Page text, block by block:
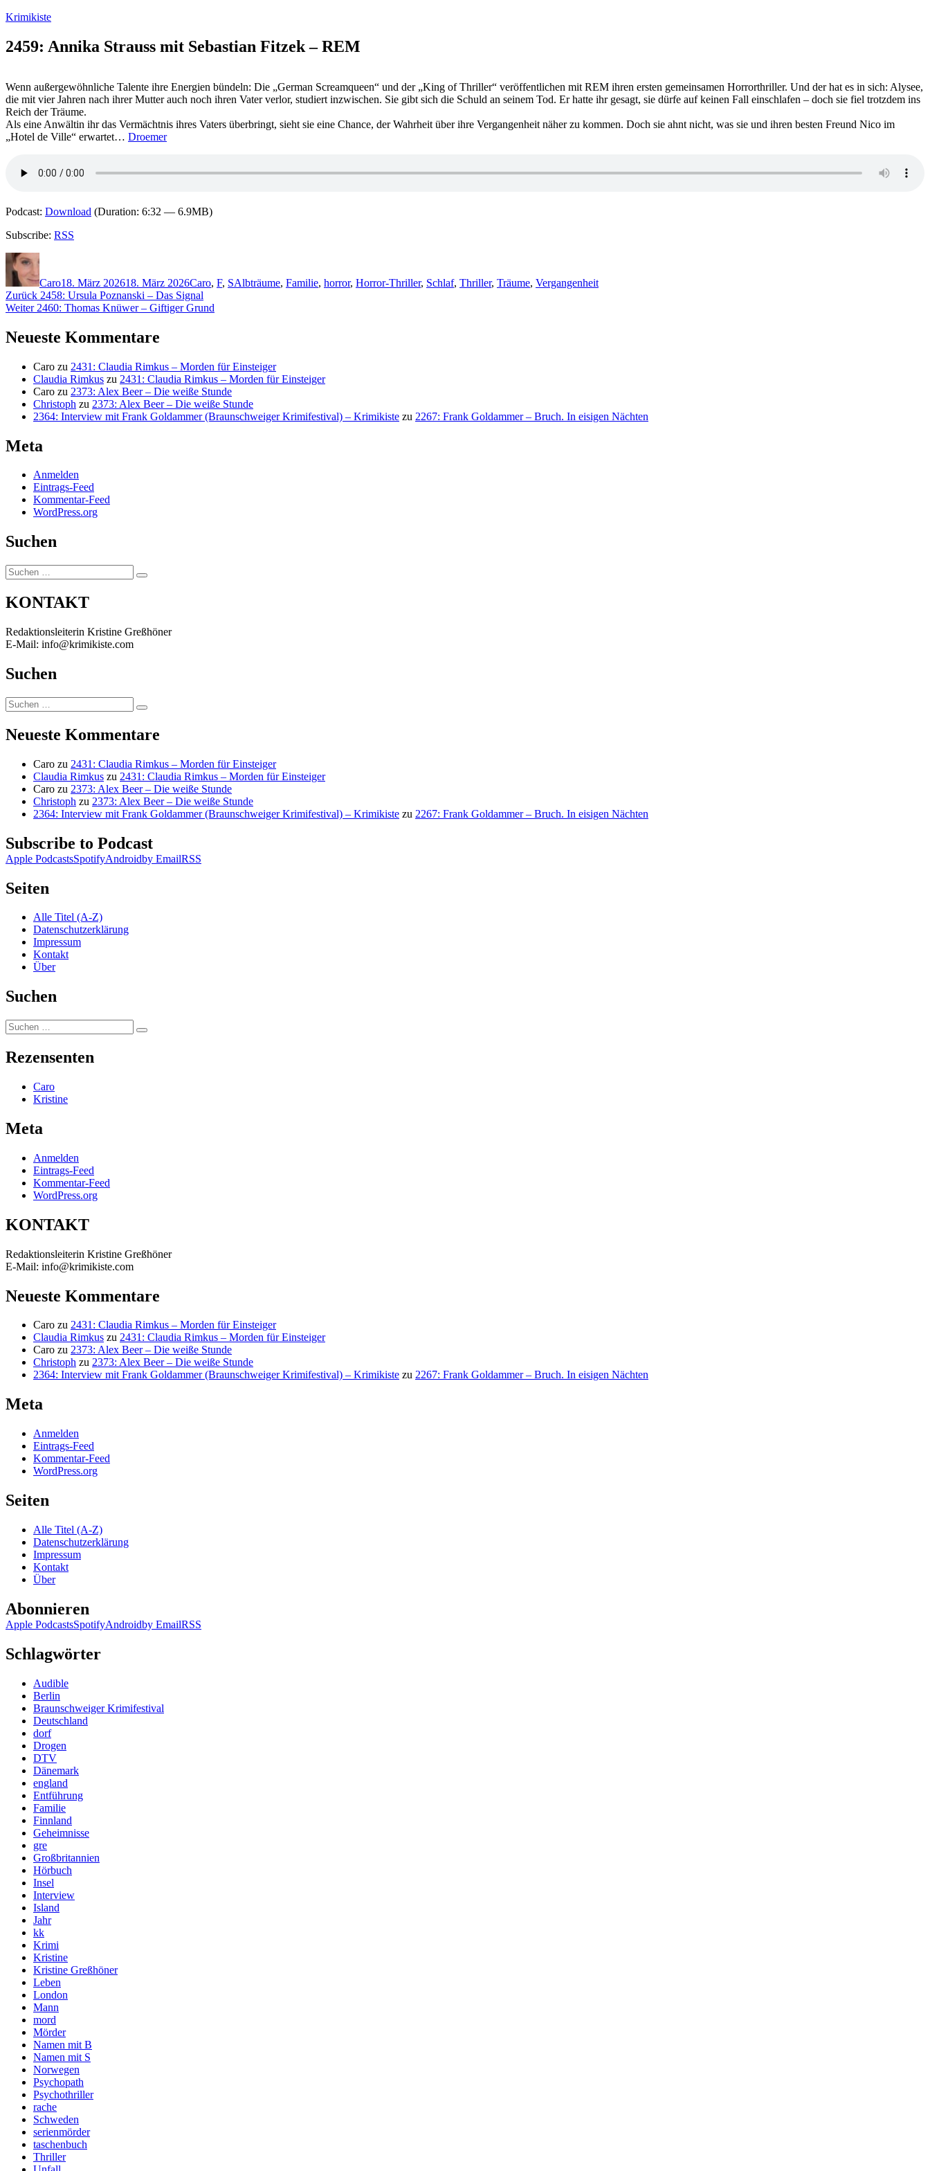
Zum
springen
Krimikiste
2459: Annika Strauss mit Sebastian Fitzek – REM
Wenn außergewöhnliche Talente ihre Energien bündeln: Die „German Screamqueen“ und der „King of Thriller“ veröffentlichen mit REM ihren ersten gemeinsamen Horrorthriller. Und der hat es in sich: Alysee,
die mit vier Jahren nach ihrer Mutter auch noch ihren Vater verlor, studiert inzwischen. Sie gibt sich die Schuld an seinem Tod. Er hatte ihr gesagt, sie dürfe auf keinen Fall einschlafen – doch sie fiel trotzdem ins
Reich der Träume.
Als eine Anwältin ihr das Vermächtnis ihres Vaters überbringt, sieht sie eine Chance, der Wahrheit über ihre Vergangenheit näher zu kommen. Doch sie ahnt nicht, was sie und ihren besten Freund Nico im
„Hotel de Ville“ erwartet… Droemer
Podcast: Download (Duration: 6:32 — 6.9MB)
Subscribe: RSS
Autor
Caro18. März 202618. März 2026Caro, F, SAlbträume, Familie, horror, Horror-Thriller, Schlaf, Thriller, Träume, Vergangenheit
Beitragsnavigation
Zurück Vorheriger
Beitrag:
2458: Ursula Poznanski – Das Signal
Weiter Nächster
2460: Thomas Knüwer – Giftiger Grund
Neueste Kommentare
Caro zu 2431: Claudia Rimkus – Morden für Einsteiger
Claudia Rimkus zu 2431: Claudia Rimkus – Morden für Einsteiger
Caro zu 2373: Alex Beer – Die weiße Stunde
Christoph zu 2373: Alex Beer – Die weiße Stunde
2364: Interview mit Frank Goldammer (Braunschweiger Krimifestival) – Krimikiste zu 2267: Frank Goldammer – Bruch. In eisigen Nächten
Meta
Anmelden
Eintrags-Feed
Kommentar-Feed
WordPress.org
Suchen
Suchen
nach:
Suchen
KONTAKT
Redaktionsleiterin Kristine Greßhöner
E-Mail: info@krimikiste.com
Suchen
Suchen
nach:
Suchen
Neueste Kommentare
Caro zu 2431: Claudia Rimkus – Morden für Einsteiger
Claudia Rimkus zu 2431: Claudia Rimkus – Morden für Einsteiger
Caro zu 2373: Alex Beer – Die weiße Stunde
Christoph zu 2373: Alex Beer – Die weiße Stunde
2364: Interview mit Frank Goldammer (Braunschweiger Krimifestival) – Krimikiste zu 2267: Frank Goldammer – Bruch. In eisigen Nächten
Subscribe to Podcast
Apple PodcastsSpotifyAndroidby EmailRSS
Seiten
Alle Titel (A-Z)
Datenschutzerklärung
Impressum
Kontakt
Über
Suchen
Suchen
nach:
Suchen
Rezensenten
Caro
Kristine
Meta
Anmelden
Eintrags-Feed
Kommentar-Feed
WordPress.org
KONTAKT
Redaktionsleiterin Kristine Greßhöner
E-Mail: info@krimikiste.com
Neueste Kommentare
Caro zu 2431: Claudia Rimkus – Morden für Einsteiger
Claudia Rimkus zu 2431: Claudia Rimkus – Morden für Einsteiger
Caro zu 2373: Alex Beer – Die weiße Stunde
Christoph zu 2373: Alex Beer – Die weiße Stunde
2364: Interview mit Frank Goldammer (Braunschweiger Krimifestival) – Krimikiste zu 2267: Frank Goldammer – Bruch. In eisigen Nächten
Meta
Anmelden
Eintrags-Feed
Kommentar-Feed
WordPress.org
Seiten
Alle Titel (A-Z)
Datenschutzerklärung
Impressum
Kontakt
Über
Abonnieren
Apple PodcastsSpotifyAndroidby EmailRSS
Schlagwörter
Audible
Berlin
Braunschweiger Krimifestival
Deutschland
dorf
Drogen
DTV
Dänemark
england
Entführung
Familie
Finnland
Geheimnisse
gre
Großbritannien
Hörbuch
Insel
Interview
Island
Jahr
kk
Krimi
Kristine
Kristine Greßhöner
Leben
London
Mann
mord
Mörder
Namen mit B
Namen mit S
Norwegen
Psychopath
Psychothriller
rache
Schweden
serienmörder
taschenbuch
Thriller